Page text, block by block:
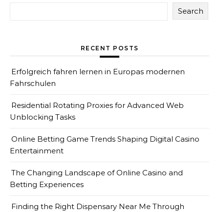
Search
RECENT POSTS
Erfolgreich fahren lernen in Europas modernen
Fahrschulen
Residential Rotating Proxies for Advanced Web
Unblocking Tasks
Online Betting Game Trends Shaping Digital Casino
Entertainment
The Changing Landscape of Online Casino and
Betting Experiences
Finding the Right Dispensary Near Me Through